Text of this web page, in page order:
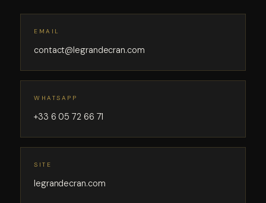
EMAIL
contact@legrandecran.com
WHATSAPP
+33 6 05 72 66 71
SITE
legrandecran.com